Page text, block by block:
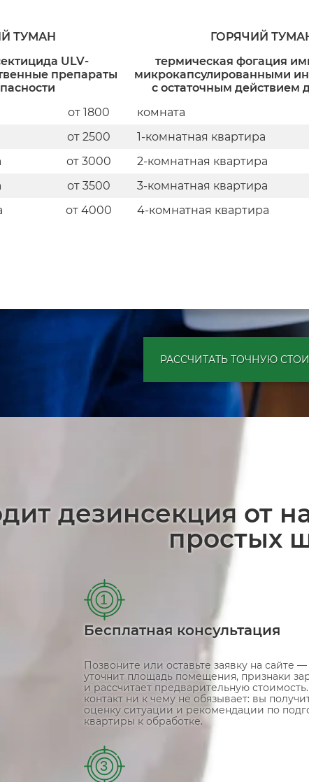
ТУМАН
ULV-
препараты
от 1800
от 2500
от 3000
от 3500
от 4000
ГОРЯЧИЙ
термическая фогация
микрокапсулированными
с остаточным действием
комната
1-комнатная квартира
2-комнатная квартира
3-комнатная квартира
4-комнатная квартира
РАССЧИТАТЬ ТОЧНУЮ
дезинсекция от
простых
1
Бесплатная консультация
Позвоните или оставьте заявку на сайте
уточнит площадь помещения, признаки
и рассчитает предварительную
контакт ни к чему не обязывает: вы
оценку ситуации и рекомендации по
квартиры к обработке.
3